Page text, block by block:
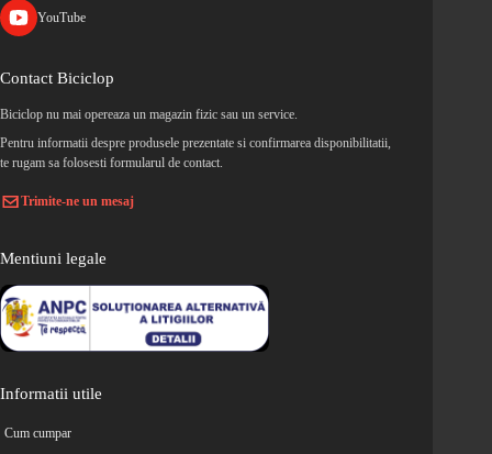
YouTube
Contact Biciclop
Biciclop nu mai opereaza un magazin fizic sau un service.
Pentru informatii despre produsele prezentate si confirmarea disponibilitatii,
te rugam sa folosesti formularul de contact.
Trimite-ne un mesaj
Mentiuni legale
Informatii utile
Cum cumpar